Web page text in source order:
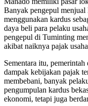
Banyak pengepul menjual
menggunakan kardus
daya beli para pelaku
pengepul di Tuminting
akibat naiknya pajak
Sementara itu,
dampak kebijakan pajak
membebani, banyak
pengumpulan kardus
ekonomi, tetapi juga